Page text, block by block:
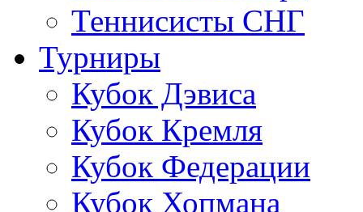
Теннисисты СНГ
Турниры
Кубок Дэвиса
Кубок Кремля
Кубок Федерации
Кубок Хопмана